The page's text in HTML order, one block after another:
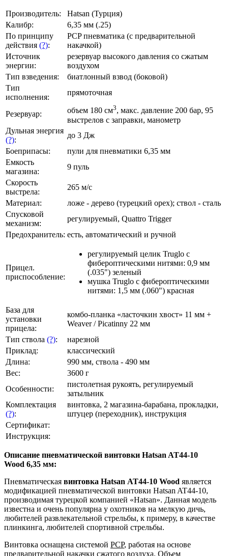
Производитель:
Hatsan (Турция)
Калибр:
6,35 мм (.25)
По принципу
действия (?):
PCP пневматика (с предварительной
накачкой)
Источник
энергии:
резервуар высокого давления со сжатым
воздухом
Тип взведения:
биатлонный взвод (боковой)
Тип
исполнения:
прямоточная
Резервуар: объем 180 см3, макс. давление 200 бар, 95
выстрелов с заправки, манометр
Дульная энергия
(?):
до 3 Дж
Боеприпасы:
пули для пневматики 6,35 мм
Емкость
магазина:
9 пуль
Скорость
выстрела:
265 м/с
Материал:
ложе - дерево (турецкий орех); ствол - сталь
Спусковой
механизм:
регулируемый, Quattro Trigger
Предохранитель: есть, автоматический и ручной
Прицел.
приспособление:
регулируемый целик Truglo с
фибероптическими нитями: 0,9 мм
(.035") зеленый
мушка Truglo с фибероптическими
нитями: 1,5 мм (.060") красная
База для
установки
прицела:
комбо-планка «ласточкин хвост» 11 мм +
Weaver / Picatinny 22 мм
Тип ствола (?):
нарезной
Приклад:
классический
Длина:
990 мм, ствола - 490 мм
Вес:
3600 г
Особенности:
пистолетная рукоять, регулируемый
затыльник
Комплектация
(?):
винтовка, 2 магазина-барабана, прокладки,
штуцер (переходник), инструкция
Сертификат:
Инструкция:
Описание пневматической винтовки Hatsan AT44-10
Wood 6,35 мм:
Пневматическая винтовка Hatsan AT44-10 Wood является
модификацией пневматической винтовки Hatsan AT44-10,
производимая турецкой компанией «Hatsan». Данная модель
известна и очень популярна у охотников на мелкую дичь,
любителей развлекательной стрельбы, к примеру, в качестве
плинкинга, любителей спортивной стрельбы.
Винтовка оснащена системой РСР, работая на основе
предварительной накачки сжатого воздуха. Объем